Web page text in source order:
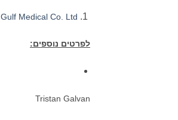
Gulf Medical Co. Ltd.
לפרטים נוספים:
Tristan Galvan